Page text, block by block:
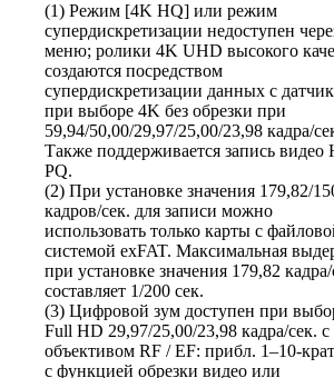
(1) Режим [4K HQ] или режим
супердискретизации недоступен
меню; ролики 4K UHD высокого
создаются посредством
супердискретизации данных с
при выборе 4K без обрезки при
59,94/50,00/29,97/25,00/23,98 кадра/
Также поддерживается запись видео
PQ.
(2) При установке значения 179,82/
кадров/сек. для записи можно
использовать только карты с
системой exFAT. Максимальная
при установке значения 179,82 кадра/
составляет 1/200 сек.
(3) Цифровой зум доступен при
Full HD 29,97/25,00/23,98 кадра/сек. с
объективом RF / EF: прибл. 1–10-
с функцией обрезки видео или